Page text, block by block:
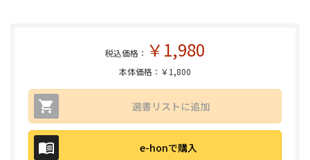
税込価格： ￥1,980
本体価格：￥1,800
選書リストに追加
e-honで購入